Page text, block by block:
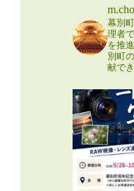
幕別
理者
を推
別町
献で